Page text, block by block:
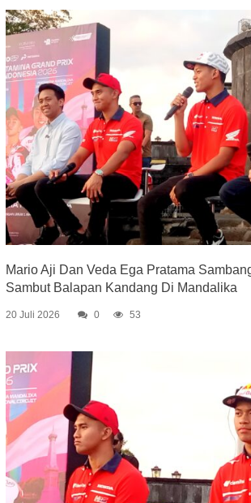
Mario Aji Dan Veda Ega Pratama
Sambut Balapan Kandang Di Mandalika
20 Juli 2026 0 53